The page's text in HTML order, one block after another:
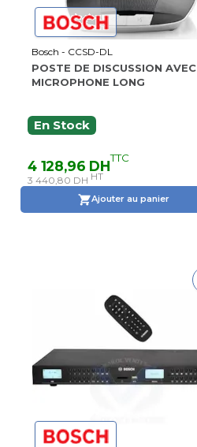
Bosch - CCSD-DL
POSTE DE DISCUSSION AVEC
MICROPHONE LONG
En Stock
4 128,96 DHTTC
3 440,80 DH HT
Ajouter au panier